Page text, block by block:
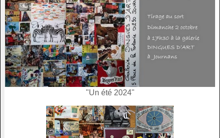
"Un été 2024"